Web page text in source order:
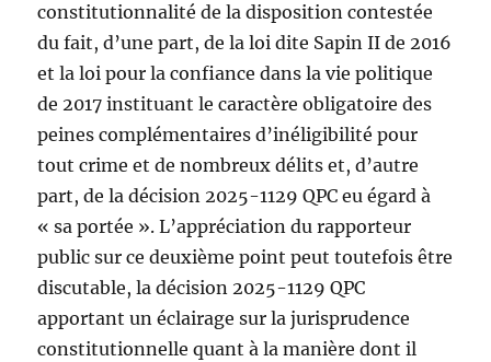
constitutionnalité de la disposition contestée
du fait, d’une part, de la loi dite Sapin II de 2016
et la loi pour la confiance dans la vie politique
de 2017 instituant le caractère obligatoire des
peines complémentaires d’inéligibilité pour
tout crime et de nombreux délits et, d’autre
part, de la décision 2025-1129 QPC eu égard à
« sa portée ». L’appréciation du rapporteur
public sur ce deuxième point peut toutefois être
discutable, la décision 2025-1129 QPC
apportant un éclairage sur la jurisprudence
constitutionnelle quant à la manière dont il